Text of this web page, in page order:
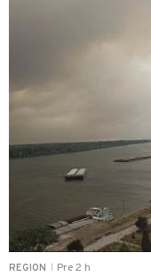
REGION Pre 2 h